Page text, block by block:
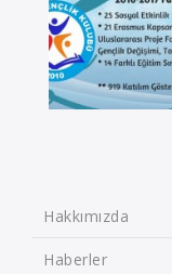
Hakkımızda
Haberler